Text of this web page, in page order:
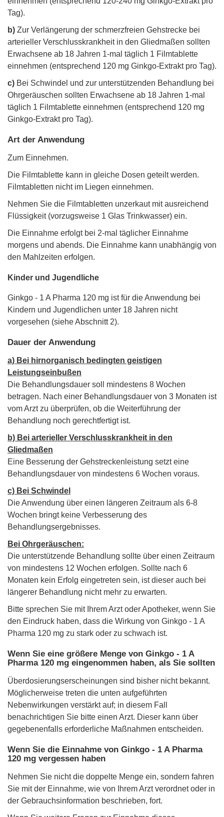
Tag).
b) Zur Verlängerung der schmerzfreien Gehstrecke bei
arterieller Verschlusskrankheit in den Gliedmaßen sollten
Erwachsene ab 18 Jahren 1-mal täglich 1 Filmtablette
einnehmen (entsprechend 120 mg Ginkgo-Extrakt pro Tag).
c) Bei Schwindel und zur unterstützenden Behandlung bei
Ohrgeräuschen sollten Erwachsene ab 18 Jahren 1-mal
täglich 1 Filmtablette einnehmen (entsprechend 120 mg
Ginkgo-Extrakt pro Tag).
Art der Anwendung
Zum Einnehmen.
Die Filmtablette kann in gleiche Dosen geteilt werden.
Filmtabletten nicht im Liegen einnehmen.
Nehmen Sie die Filmtabletten unzerkaut mit ausreichend
Flüssigkeit (vorzugsweise 1 Glas Trinkwasser) ein.
Die Einnahme erfolgt bei 2-mal täglicher Einnahme
morgens und abends. Die Einnahme kann unabhängig von
den Mahlzeiten erfolgen.
Kinder und Jugendliche
Ginkgo - 1 A Pharma 120 mg ist für die Anwendung bei
Kindern und Jugendlichen unter 18 Jahren nicht
vorgesehen (siehe Abschnitt 2).
Dauer der Anwendung
a) Bei hirnorganisch bedingten geistigen
Leistungseinbußen
Die Behandlungsdauer soll mindestens 8 Wochen
betragen. Nach einer Behandlungsdauer von 3 Monaten ist
vom Arzt zu überprüfen, ob die Weiterführung der
Behandlung noch gerechtfertigt ist.
b) Bei arterieller Verschlusskrankheit in den
Gliedmaßen
Eine Besserung der Gehstreckenleistung setzt eine
Behandlungsdauer von mindestens 6 Wochen voraus.
c) Bei Schwindel
Die Anwendung über einen längeren Zeitraum als 6-8
Wochen bringt keine Verbesserung des
Behandlungsergebnisses.
Bei Ohrgeräuschen:
Die unterstützende Behandlung sollte über einen Zeitraum
von mindestens 12 Wochen erfolgen. Sollte nach 6
Monaten kein Erfolg eingetreten sein, ist dieser auch bei
längerer Behandlung nicht mehr zu erwarten.
Bitte sprechen Sie mit Ihrem Arzt oder Apotheker, wenn Sie
den Eindruck haben, dass die Wirkung von Ginkgo - 1 A
Pharma 120 mg zu stark oder zu schwach ist.
Wenn Sie eine größere Menge von Ginkgo - 1 A
Pharma 120 mg eingenommen haben, als Sie sollten
Überdosierungserscheinungen sind bisher nicht bekannt.
Möglicherweise treten die unten aufgeführten
Nebenwirkungen verstärkt auf; in diesem Fall
benachrichtigen Sie bitte einen Arzt. Dieser kann über
gegebenenfalls erforderliche Maßnahmen entscheiden.
Wenn Sie die Einnahme von Ginkgo - 1 A Pharma
120 mg vergessen haben
Nehmen Sie nicht die doppelte Menge ein, sondern fahren
Sie mit der Einnahme, wie von Ihrem Arzt verordnet oder in
der Gebrauchsinformation beschrieben, fort.